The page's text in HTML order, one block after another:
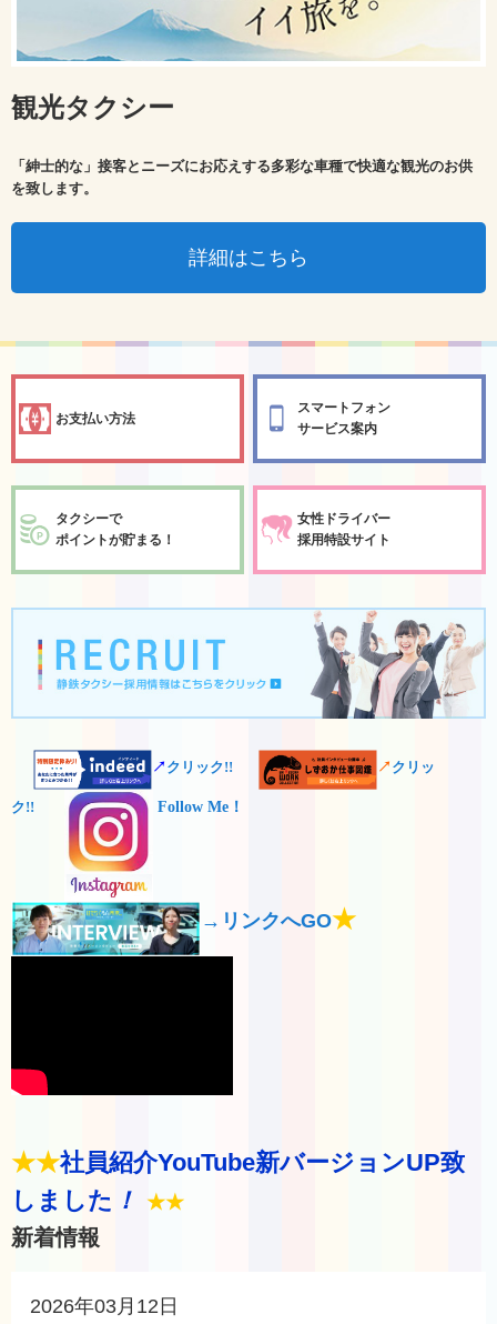
観光タクシー
「紳士的な」接客とニーズにお応えする多彩な車種で快適な観光のお供
を致します。
詳細はこちら
お支払い方法
スマートフォン
サービス案内
タクシーで
ポイントが貯まる！
女性ドライバー
採用特設サイト
↗ クリック!! ↗ クリッ
ク!! Follow Me！
→リンクへGO★
★★社員紹介YouTube新バージョンUP致
しました ！ ★★
新着情報
2026年03月12日